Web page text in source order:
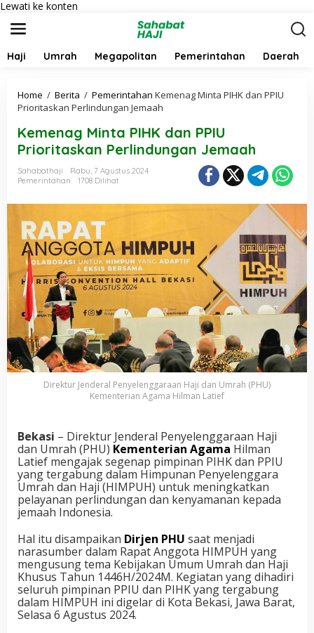
Lewati ke konten
Haji Umrah Megapolitan Pemerintahan Daerah
Home / Berita / Pemerintahan Kemenag Minta PIHK dan PPIU
Prioritaskan Perlindungan Jemaah
Kemenag Minta PIHK dan PPIU
Prioritaskan Perlindungan Jemaah
Sahabathaji
Rabu, 7 Agustus 2024
Pemerintahan
1708 Dilihat
Direktur Jenderal Penyelenggaraan Haji dan Umrah (PHU)
Kementerian Agama Hilman Latief
Bekasi – Direktur Jenderal Penyelenggaraan Haji
dan Umrah (PHU) Kementerian Agama Hilman
Latief mengajak segenap pimpinan PIHK dan PPIU
yang tergabung dalam Himpunan Penyelenggara
Umrah dan Haji (HIMPUH) untuk meningkatkan
pelayanan perlindungan dan kenyamanan kepada
jemaah Indonesia.
Hal itu disampaikan Dirjen PHU saat menjadi
narasumber dalam Rapat Anggota HIMPUH yang
mengusung tema Kebijakan Umum Umrah dan Haji
Khusus Tahun 1446H/2024M. Kegiatan yang dihadiri
seluruh pimpinan PPIU dan PIHK yang tergabung
dalam HIMPUH ini digelar di Kota Bekasi, Jawa Barat,
Selasa 6 Agustus 2024.